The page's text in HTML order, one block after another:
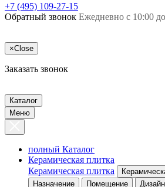
+7 (495) 109-27-15
Обратный звонок Ежедневно с 10:00
×Close
Заказать звонок
Каталог
Меню
полный Каталог
Керамическая плитка
Керамическая плитка
Назначение
Помещение Дизайн